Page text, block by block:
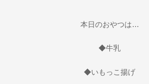
本日のおやつは…
◆牛乳
◆いもっこ揚げ